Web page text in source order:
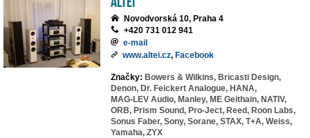
Novodvorská 10, Praha 4
+420 731 012 941
e-mail
www.altei.cz, Facebook
Značky: Bowers & Wilkins, Bricasti Design,
Denon, Dr. Feickert Analogue, HANA,
MAG-LEV Audio, Manley, ME Geithain, NATIV,
ORB, Prism Sound, Pro-Ject, Reed, Roon Labs,
Sonus Faber, Sony, Sorane, STAX, T+A, Weiss,
Yamaha, ZYX